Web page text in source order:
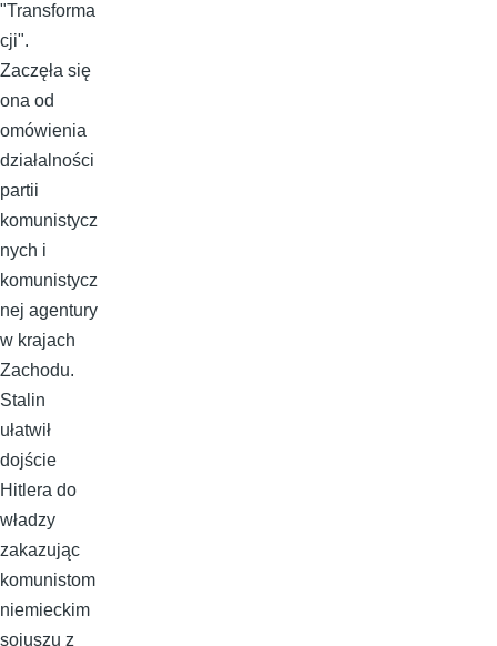
"Transforma
cji".
Zaczęła się
ona od
omówienia
działalności
partii
komunistycz
nych i
komunistycz
nej agentury
w krajach
Zachodu.
Stalin
ułatwił
dojście
Hitlera do
władzy
zakazując
komunistom
niemieckim
sojuszu z